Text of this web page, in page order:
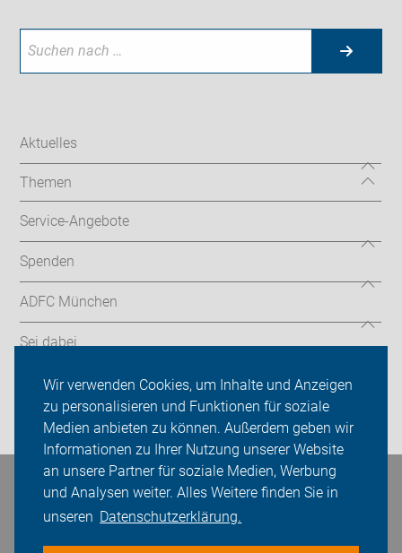
Wir verwenden Cookies, um Inhalte und Anzeigen
zu personalisieren und Funktionen für soziale
Medien anbieten zu können. Außerdem geben wir
Informationen zu Ihrer Nutzung unserer Website
an unsere Partner für soziale Medien, Werbung
und Analysen weiter. Alles Weitere finden Sie in
unseren Datenschutzerklärung.
Aktuelles
Themen
Service-Angebote
Spenden
ADFC München
Sei dabei
Presse
Login
Bleiben Sie in Kontakt